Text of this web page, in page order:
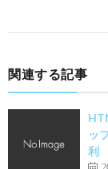
関連する記事
ッ
利